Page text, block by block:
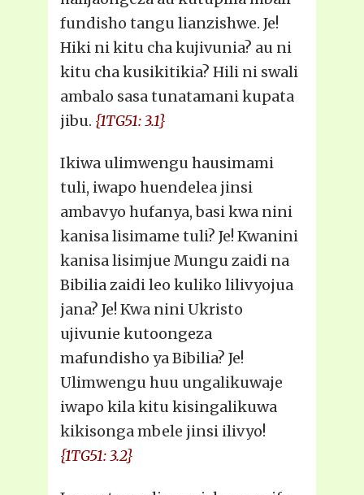
fundisho tangu lianzishwe. Je!
Hiki ni kitu cha kujivunia? au ni
kitu cha kusikitikia? Hili ni swali
ambalo sasa tunatamani kupata
jibu. {1TG51: 3.1}
Ikiwa ulimwengu hausimami
tuli, iwapo huendelea jinsi
ambavyo hufanya, basi kwa nini
kanisa lisimame tuli? Je! Kwanini
kanisa lisimjue Mungu zaidi na
Bibilia zaidi leo kuliko lilivyojua
jana? Je! Kwa nini Ukristo
ujivunie kutoongeza
mafundisho ya Bibilia? Je!
Ulimwengu huu ungalikuwaje
iwapo kila kitu kisingalikuwa
kikisonga mbele jinsi ilivyo!
{1TG51: 3.2}